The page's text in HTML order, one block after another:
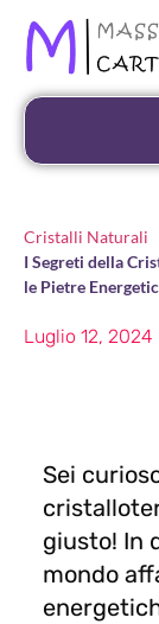
Cristalli Naturali
I Segreti della
le Pietre
Luglio 12, 2024
Sei
giusto! In
mondo